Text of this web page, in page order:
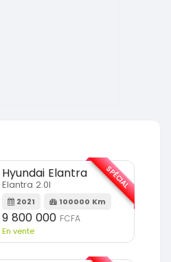
Hyundai Elantra
Elantra 2.0l
2021 100000 Km
9 800 000 FCFA
En vente
SPÉCIAL